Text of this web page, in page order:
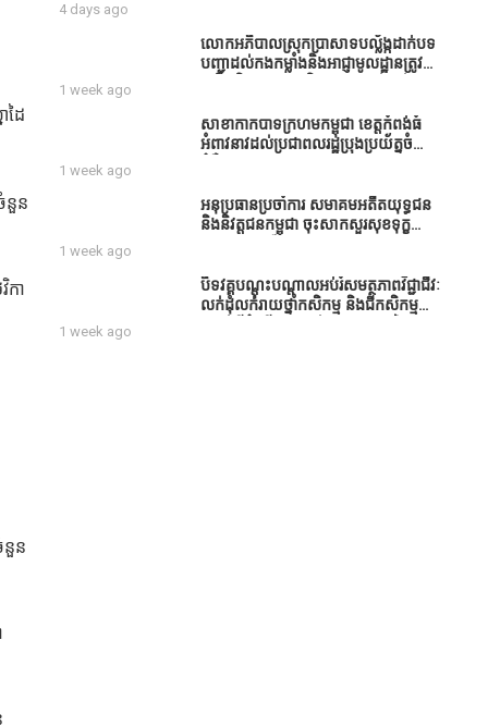
ដៃ
នួន
កា
នួន
ព្រោះ AI មិនមែនជាអ្នកទទួលខុសត្រូវនៃ
អត្ថបទព័ត៌មាននោះទេ
4 days ago
លោកអភិបាលស្រុកប្រាសាទបល្ល័ង្កដាក់បទ
បញ្ជាដល់កងកម្លាំងនិងអាជ្ញាមូលដ្ឋានត្រូវ
1 week ago
សាខាកាកបាទក្រហមកម្ពុជា ខេត្តកំពង់ធំ
អំពាវនាវដល់ប្រជាពលរដ្ឋប្រុងប្រយ័ត្នចំពោះ
1 week ago
អនុប្រធានប្រចាំការ សមាគមអតីតយុទ្ធជន
និងនិវត្តជនកម្ពុជា ចុះសាកសួរសុខទុក្ខ
អភិវឌ្ឍន៍អតីតយុទ្ធជន មរតកតេជោធិបតី
ថ្លុកកព្រីង
1 week ago
បិទវគ្គបណ្តុះបណ្តាលអប់រំសមត្ថភាពវិជ្ជាជីវៈ
លក់ដុំលក់រាយថ្នាំកសិកម្ម និងជីកសិកម្ម
1 week ago